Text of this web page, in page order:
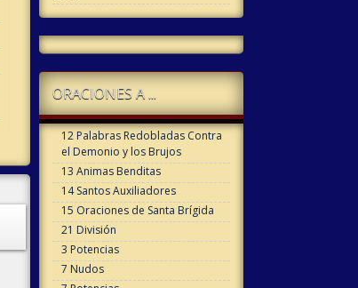
ORACIONES A ...
12 Palabras Redobladas Contra
el Demonio y los Brujos
13 Animas Benditas
14 Santos Auxiliadores
15 Oraciones de Santa Brígida
21 División
3 Potencias
7 Nudos